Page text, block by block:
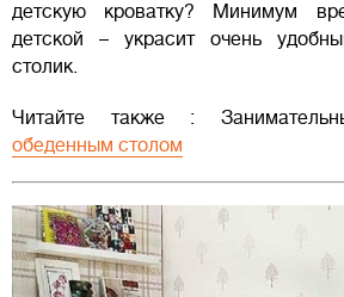
детскую кроватку? Минимум
детской – украсит очень
столик.
Читайте также :
обеденным столом